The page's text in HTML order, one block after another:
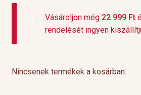
Vásároljon még 22 999 Ft
rendelését ingyen
Nincsenek termékek a kosárban.